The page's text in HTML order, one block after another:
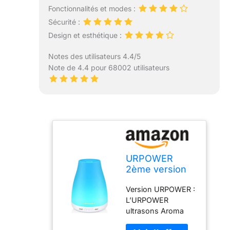
Fonctionnalités et modes :
Sécurité :
Design et esthétique :
Notes des utilisateurs 4.4/5
Note de 4.4 pour 68002 utilisateurs
URPOWER
2ème version
d’huiles
essentielles,
100Ml parfum
huile
Version URPOWER :
L’URPOWER
ultrasons Aroma